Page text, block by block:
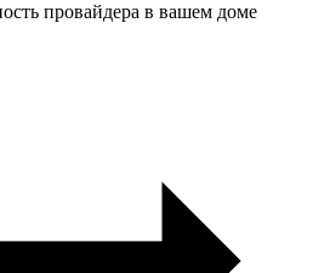
провайдера в вашем доме